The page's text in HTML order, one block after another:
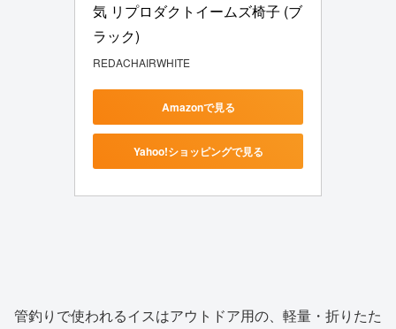
気 リプロダクトイームズ椅子 (ブ
ラック)
REDACHAIRWHITE
Amazonで見る
Yahoo!ショッピングで見る
管釣りで使われるイスはアウトドア用の、軽量・折りたた